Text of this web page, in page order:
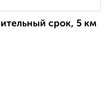
срок, 5 км